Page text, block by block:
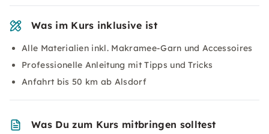
Was im Kurs inklusive ist
Alle Materialien inkl. Makramee-Garn und Accessoires
Professionelle Anleitung mit Tipps und Tricks
Anfahrt bis 50 km ab Alsdorf
Was Du zum Kurs mitbringen solltest